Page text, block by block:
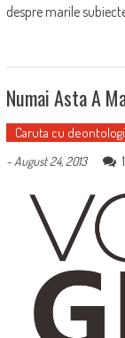
despre marile
Numai Asta A
Caruta cu deontologi
- August 24, 2013